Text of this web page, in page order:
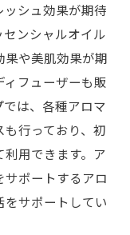
シュ効果が期待
ンシャルオイル
果や美肌効果が期
フューザーも販
は、各種アロマ
行っており、初
用できます。ア
ポートするアロ
サポートしてい